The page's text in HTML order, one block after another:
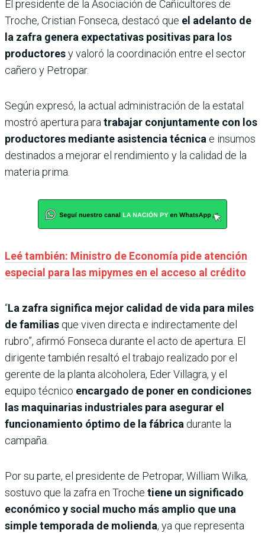
El presidente de la Asociación de Cañicultores de
Troche, Cristian Fonseca, destacó que el adelanto de
la zafra genera expectativas positivas para los
productoresy valoró la coordinación entre el sector
cañero y Petropar.
Según expresó, la actual administración de la estatal
mostró apertura paratrabajar conjuntamente con los
productores mediante asistencia técnica e insumos
destinados a mejorar el rendimiento y la calidad de la
materia prima.
Leé también: Ministro de Economía pide atención
especial para las mipymes en el acceso al crédito
“La zafra significa mejor calidad de vida para miles
de familias que viven directa e indirectamente del
rubro”, afirmó Fonseca durante el acto de apertura. El
dirigente también resaltó el trabajo realizado por el
gerente de la planta alcoholera, Eder Villagra, y el
equipo técnico encargado de poner en condiciones
las maquinarias industriales para asegurar el
funcionamiento óptimo de la fábrica durante la
campaña.
Por su parte, el presidente de Petropar, William Wilka,
sostuvo que la zafra en Troche tiene un significado
económico y social mucho más amplio que una
simple temporada de molienda, ya que representa